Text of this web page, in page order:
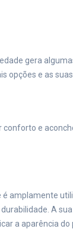
gera
opções e as
e
é amplamente
A
a aparência do